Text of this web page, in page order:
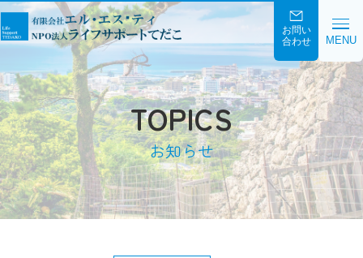
お問い
合わせ
MENU
TOPICS
お知らせ